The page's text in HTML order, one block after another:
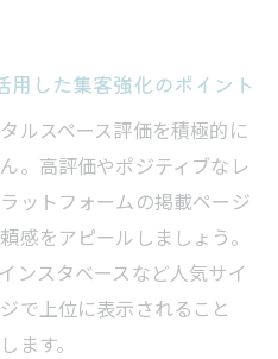
用者評価分析による業
タルスペース評価分析
価分析が利益向上に直
価データを活用した収
用した集客強化のポイント
ルスペース評価を積極的に
。高評価やポジティブなレ
ットフォームの掲載ページ
感をアピールしましょう。
ンスタベースなど人気サイ
で上位に表示されること
ます。